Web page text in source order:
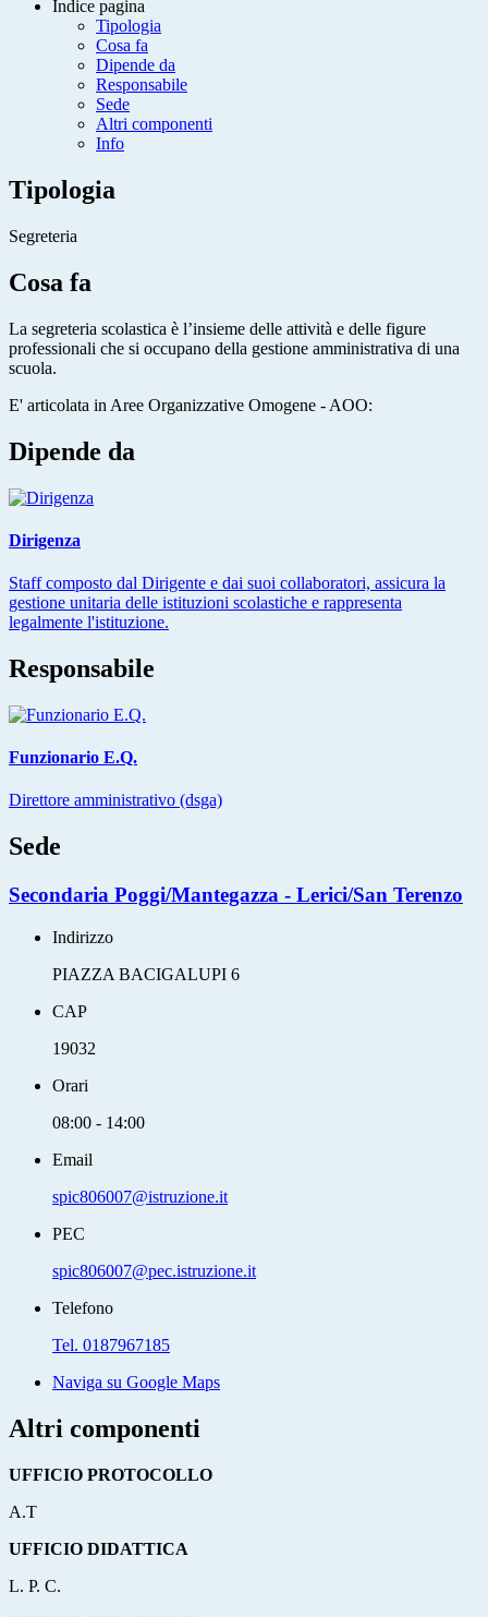
Indice pagina
Tipologia
Cosa fa
Dipende da
Responsabile
Sede
Altri componenti
Info
Tipologia
Segreteria
Cosa fa
La segreteria scolastica è l’insieme delle attività e delle figure
professionali che si occupano della gestione amministrativa di una
scuola.
E' articolata in Aree Organizzative Omogene - AOO:
Dipende da
Dirigenza
Staff composto dal Dirigente e dai suoi collaboratori, assicura la
gestione unitaria delle istituzioni scolastiche e rappresenta
legalmente l'istituzione.
Responsabile
Funzionario E.Q.
Direttore amministrativo (dsga)
Sede
Secondaria Poggi/Mantegazza - Lerici/San Terenzo
Indirizzo
PIAZZA BACIGALUPI 6
CAP
19032
Orari
08:00 - 14:00
Email
spic806007@istruzione.it
PEC
spic806007@pec.istruzione.it
Telefono
Tel. 0187967185
Naviga su Google Maps
Altri componenti
UFFICIO PROTOCOLLO
A.T
UFFICIO DIDATTICA
L. P. C.